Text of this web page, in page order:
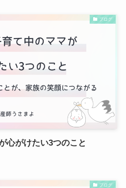
ブログ
心がけたい3つのこと
ブログ